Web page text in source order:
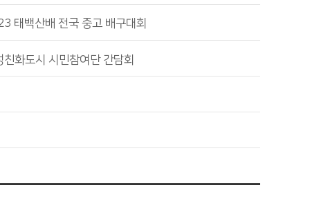
태백산배 전국 중고 배구대회
친화도시 시민참여단 간담회